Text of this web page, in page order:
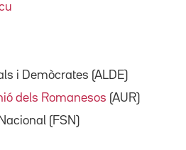
i Demòcrates (ALDE)
dels Romanesos (AUR)
(FSN)